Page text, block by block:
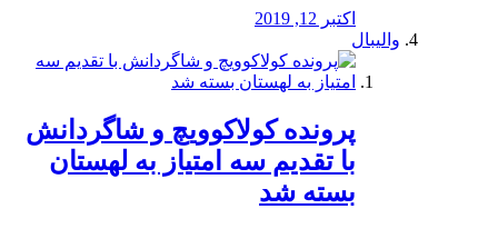
اکتبر 12, 2019
والیبال
پرونده کولاکوویچ و شاگردانش
با تقدیم سه امتیاز به لهستان
بسته شد